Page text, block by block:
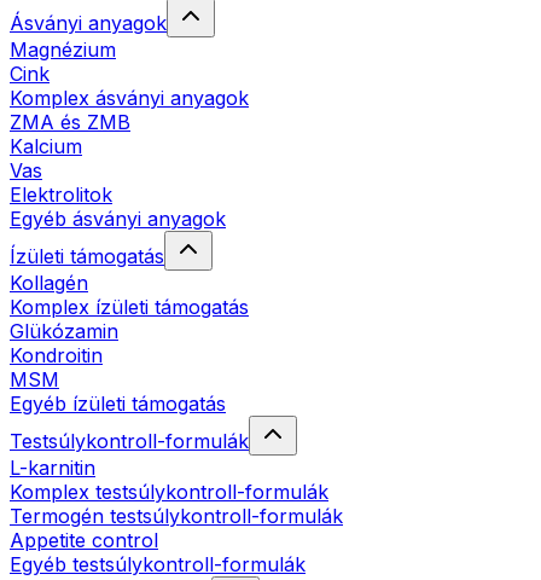
Ásványi anyagok
Magnézium
Cink
Komplex ásványi anyagok
ZMA és ZMB
Kalcium
Vas
Elektrolitok
Egyéb ásványi anyagok
Ízületi támogatás
Kollagén
Komplex ízületi támogatás
Glükózamin
Kondroitin
MSM
Egyéb ízületi támogatás
Testsúlykontroll-formulák
L-karnitin
Komplex testsúlykontroll-formulák
Termogén testsúlykontroll-formulák
Appetite control
Egyéb testsúlykontroll-formulák